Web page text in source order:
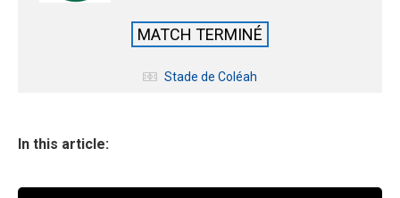
MATCH TERMINÉ
Stade de Coléah
In this article: